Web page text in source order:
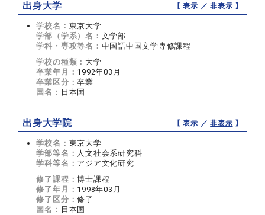
出身大学 【 表示 ／非表示 】
学校名： 東京大学
学部（学系）名： 文学部
学科・専攻等名： 中国語中国文学専修課程
学校の種類： 大学
卒業年月： 1992年03月
卒業区分：卒業
国名： 日本国
出身大学院 【 表示 ／非表示 】
学校名： 東京大学
学部等名： 人文社会系研究科
学科等名： アジア文化研究
修了課程：博士課程
修了年月： 1998年03月
修了区分：修了
国名： 日本国